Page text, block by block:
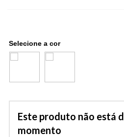
Este produto não está
momento